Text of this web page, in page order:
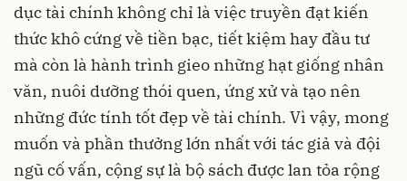
dục tài chính không chỉ là việc truyền đạt kiến
thức khô cứng về tiền bạc, tiết kiệm hay đầu tư
mà còn là hành trình gieo những hạt giống nhân
văn, nuôi dưỡng thói quen, ứng xử và tạo nên
những đức tính tốt đẹp về tài chính. Vì vậy, mong
muốn và phần thưởng lớn nhất với tác giả và đội
ngũ cố vấn, cộng sự là bộ sách được lan tỏa rộng